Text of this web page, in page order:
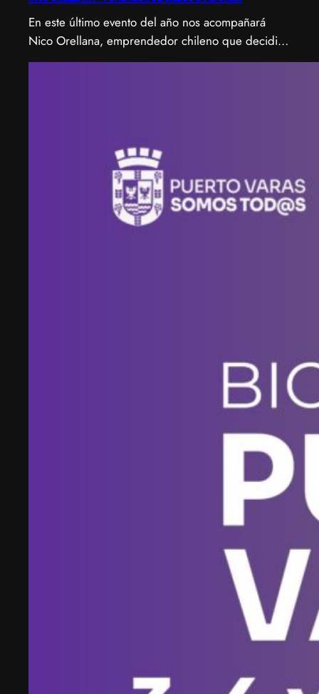
En este último evento del año nos acompañará
Nico Orellana, emprendedor chileno que decidió
no ser gerente, sino constructor de impacto.
acelerada por 500 Startups en Silicon Valley.